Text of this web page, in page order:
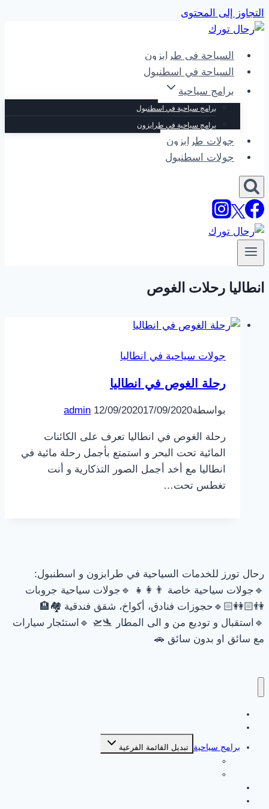
التجاوز إلى المحتوى
السياحة في طرابزون
السياحة في اسطنبول
برامج سياحية
برامج سياحية في اسطنبول
برامج سياحية في طرابزون
جولات طرابزون
جولات اسطنبول
انطاليا رحلات الغوص
جولات سياحية في انطاليا
رحلة الغوص في انطاليا
بواسطة admin 12/09/202017/09/2020
رحلة الغوص في انطاليا تعرف على الكائنات
المائية تحت البحر و استمتع بأجمل رحلة مائية في
انطاليا مع أخد أجمل الصور التذكارية و أنت
تغطس تحت…
رحال تورز للخدمات السياحية في طرابزون و اسطنبول:
🔹جولات سياحية خاصة 👨‍👩‍👧 🔹جولات سياحية جروبات
👫🏻👭🏻🔹حجوزات فنادق، أكواخ، شقق فندقية 🏘🏨
🔹استقبال و توديع من و الى المطار 🛬🛫 🔹استئجار سيارات
مع سائق او بدون سائق 🚗
برامج سياحية تبديل القائمة الفرعية